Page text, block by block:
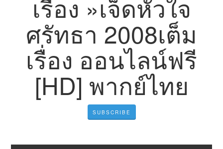
เรื่อง »เจ็ดหัวใจ
ศรัทธา 2008เต็ม
เรื่อง ออนไลน์ฟรี
[HD] พากย์ไทย
SUBSCRIBE